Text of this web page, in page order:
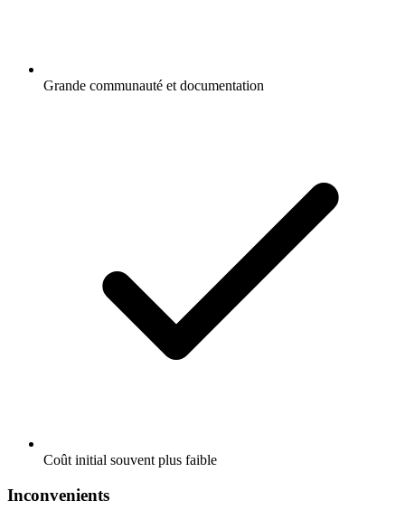
Grande communauté et documentation
Coût initial souvent plus faible
Inconvenients